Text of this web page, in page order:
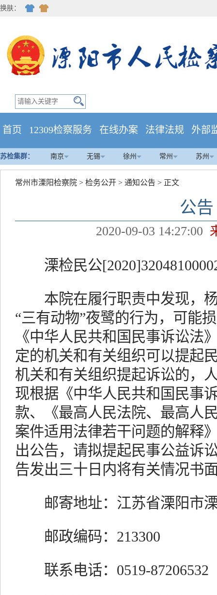
换肤：
首页 12309检察服务 在线办案 法律法规 外部
苏检集群： 南京 无锡 徐州 常州 苏州
常州市溧阳检察院 > 检务公开 > 通知公告 > 正文
公告
2020-09-03 14:27:00
溧检民公
本院在履行职责中发现，杨
“三有动物”夜鹭的行为，可能
《中华人民共和国民事诉讼法
定的机关和有关组织可以提起
机关和有关组织提起诉讼的，
现根据《中华人民共和国民事
款、《最高人民法院、最高人
案件适用法律若干问题的解释
出公告，请拟提起民事公益诉
告发出三十日内将有关情况书
邮寄地址：江苏省溧阳市溧
邮政编码：213300
联系电话：0519-87206532